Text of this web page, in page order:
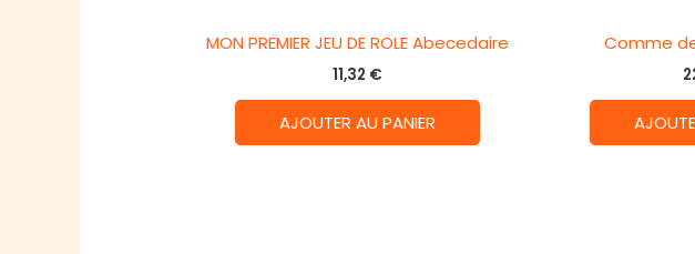
MON PREMIER JEU DE ROLE Abecedaire
11,32 €
AJOUTER AU PANIER
Comme